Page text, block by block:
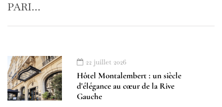
PARI…
22 juillet 2026
Hôtel Montalembert : un siècle
d'élégance au cœur de la Rive
Gauche